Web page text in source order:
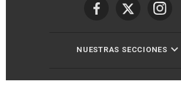
NUESTRAS SECCIONES